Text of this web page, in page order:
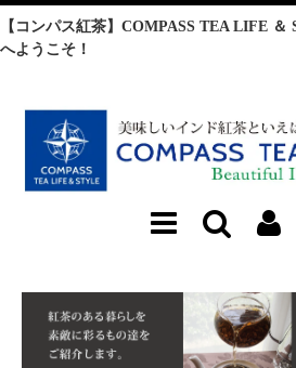
【コンパス紅茶】COMPASS TEA LIFE
へようこそ！